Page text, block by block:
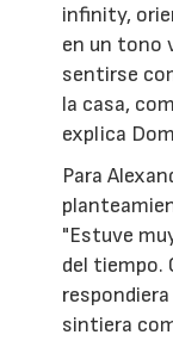
infinity,
en un tono
sentirse
la casa,
explica
Para
"Estuve
del tiempo.
sintiera